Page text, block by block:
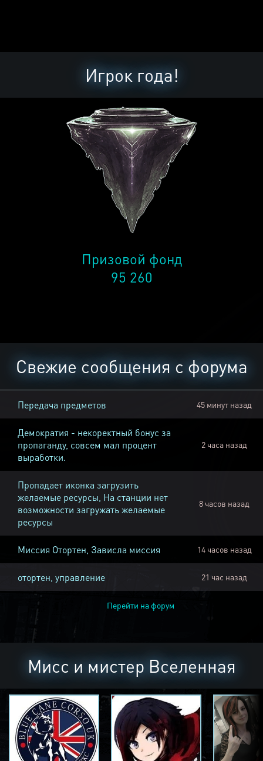
Игрок года!
Призовой фонд
95 260
Свежие сообщения с форума
Передача предметов 45 минут назад
Демократия - некоректный бонус за
пропаганду, совсем мал процент
выработки.
2 часа назад
Пропадает иконка загрузить
желаемые ресурсы, На станции нет
возможности загружать желаемые
ресурсы
8 часов назад
Миссия Отортен, Зависла миссия 14 часов назад
отортен, управление 21 час назад
Перейти на форум
Мисс и мистер Вселенная